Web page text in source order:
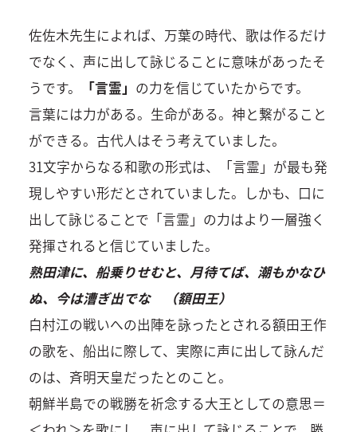
佐佐木先生によれば、万葉の時代、歌は作るだけ
でなく、声に出して詠じることに意味があったそ
うです。
「言霊」 の力を信じていたからです。
言葉には力がある。生命がある。神と繋がること
ができる。古代人はそう考えていました。
31文字からなる和歌の形式は、「言霊」が最も発
現しやすい形だとされていました。しかも、口に
出して詠じることで「言霊」の力はより一層強く
発揮されると信じていました。
熟田津に、船乗りせむと、月待てば、潮もかなひ
ぬ、今は漕ぎ出でな （額田王）
白村江の戦いへの出陣を詠ったとされる額田王作
の歌を、船出に際して、実際に声に出して詠んだ
のは、斉明天皇だったとのこと。
朝鮮半島での戦勝を祈念する大王としての意思＝